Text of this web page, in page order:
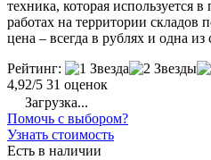
техника, которая используется
работах на территории складов
цена – всегда в рублях и одна
Рейтинг:
4,92/5 31 оценок
Загрузка...
Помочь с выбором?
Узнать стоимость
Есть в наличии